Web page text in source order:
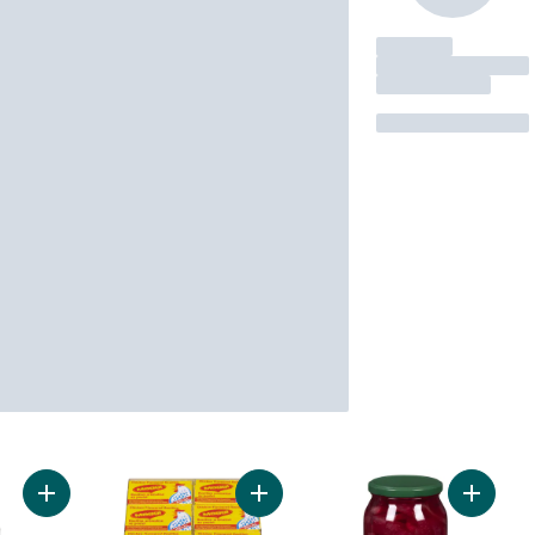
Ajouter Huile d’olive extra-vierge au panier
Ajouter Cubes de bouillon deAjouter